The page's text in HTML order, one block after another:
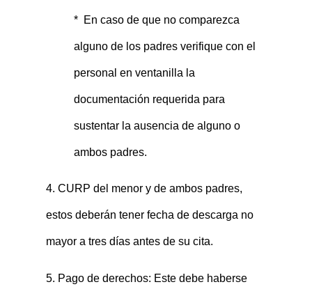
* En caso de que no comparezca
alguno de los padres verifique con el
personal en ventanilla la
documentación requerida para
sustentar la ausencia de alguno o
ambos padres.
4. CURP del menor y de ambos padres,
estos deberán tener fecha de descarga no
mayor a tres días antes de su cita.
5. Pago de derechos: Este debe haberse